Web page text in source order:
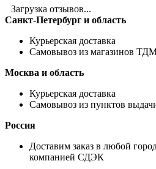
Загрузка отзывов...
Санкт-Петербург и область
Курьерская доставка
Самовывоз из магазинов
Москва и область
Курьерская доставка
Самовывоз из пунктов
Россия
Доставим заказ в любой
компанией СДЭК